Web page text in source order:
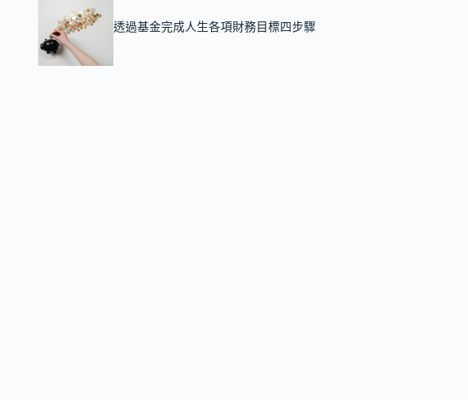
透過基金完成人生各項財務目標四步驟